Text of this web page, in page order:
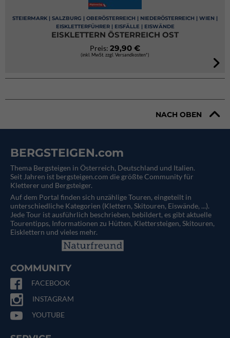
STEIERMARK | SALZBURG | OBERÖSTERREICH | NIEDERÖSTERREICH | WIEN |
EISKLETTERFÜHRER | EISFÄLLE | EISWÄNDE
EISKLETTERN ÖSTERREICH OST
Preis: 29,90 €
(inkl. MwSt. zzgl. Versandkosten*)
NACH OBEN
BERGSTEIGEN.com
Thema Bergsteigen in Österreich, Deutschland und Italien.
Seit Jahren ist bergsteigen.com die größte Community für
Kletterer und Bergsteiger.
Auf dem Portal finden sich unzählige Touren, eingeteilt in
unterschiedliche Kategorien (Klettern, Skitouren, Eiswände, ...).
Jede Tour ist ausführlich beschrieben, bebildert, es gibt aktuelle
Tourentipps, Informationen zu Hütten, Klettersteigen, Skitouren,
Eisklettern und vieles mehr.
COMMUNITY
FACEBOOK
INSTAGRAM
YOUTUBE